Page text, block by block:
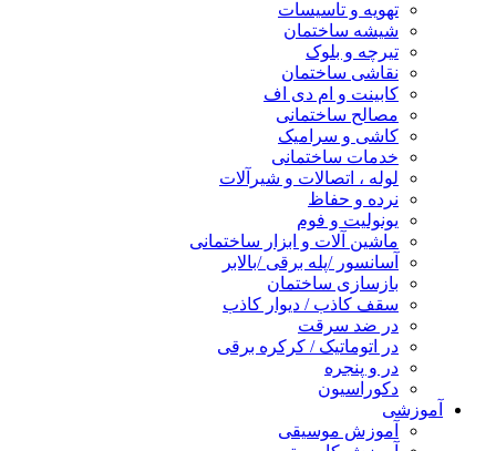
تهویه و تاسیسات
شیشه ساختمان
تیرچه و بلوک
نقاشی ساختمان
کابینت و ام دی اف
مصالح ساختمانی
کاشی و سرامیک
خدمات ساختمانی
لوله ، اتصالات و شیرآلات
نرده و حفاظ
یونولیت و فوم
ماشین آلات و ابزار ساختمانی
آسانسور /پله برقی /بالابر
بازسازی ساختمان
سقف کاذب / دیوار کاذب
در ضد سرقت
در اتوماتیک / کرکره برقی
در و پنجره
دکوراسیون
آموزشی
آموزش موسیقی